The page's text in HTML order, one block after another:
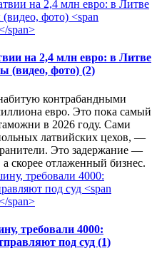
на 2,4 млн евро: в Литве
(видео, фото) (2)
контрабандными
евро. Это пока самый
в 2026 году. Сами
латвийских цехов, —
Это задержание —
скорее отлаженный бизнес.
требовали 4000:
под суд (1)